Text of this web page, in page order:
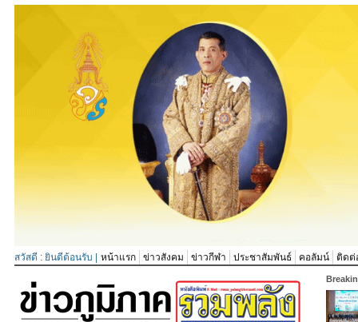
สวัสดี : ยินดีต้อนรับ | หน้าแรก ข่าวสังคม ข่าวกีฬา ประชาสัมพันธ์ คอลัมน์ ติดต่